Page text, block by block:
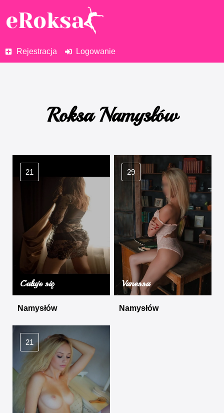
Rejestracja Logowanie
Roksa Namysłów
21
Całuje się
Namysłów
29
Vanessa
Namysłów
21